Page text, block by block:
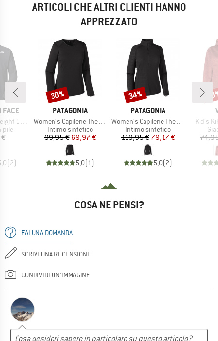
ARTICOLI CHE ALTRI CLIENTI HANNO
APPREZZATO
FACE
1/2 Zip
pile
(2)
MARCHIO
PATAGONIA
Articolo
Women's Capilene Thermal Weight Crew
Gruppo di prodotti
Intimo sintetico
Prezzo
99,95 €Prezzo ridotto
69,97 €
5,0(1)
Sconto
30%
MARCHIO
PATAGONIA
Articolo
Women's Capilene Thermal Weight Zip Neck
Gruppo di prodotti
Intimo sintetico
Prezzo
119,95 €Prezzo ridotto
79,17 €
5,0(2)
Sconto
34%
Articolo
Kid's
COSA NE PENSI?
FAI UNA DOMANDA
SCRIVI UNA RECENSIONE
CONDIVIDI UN'IMMAGINE